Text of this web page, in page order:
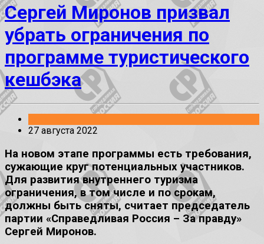
Сергей Миронов призвал
убрать ограничения по
программе туристического
кешбэка
27 августа 2022
На новом этапе программы есть требования,
сужающие круг потенциальных участников.
Для развития внутреннего туризма
ограничения, в том числе и по срокам,
должны быть сняты, считает председатель
партии «Справедливая Россия – За правду»
Сергей Миронов.